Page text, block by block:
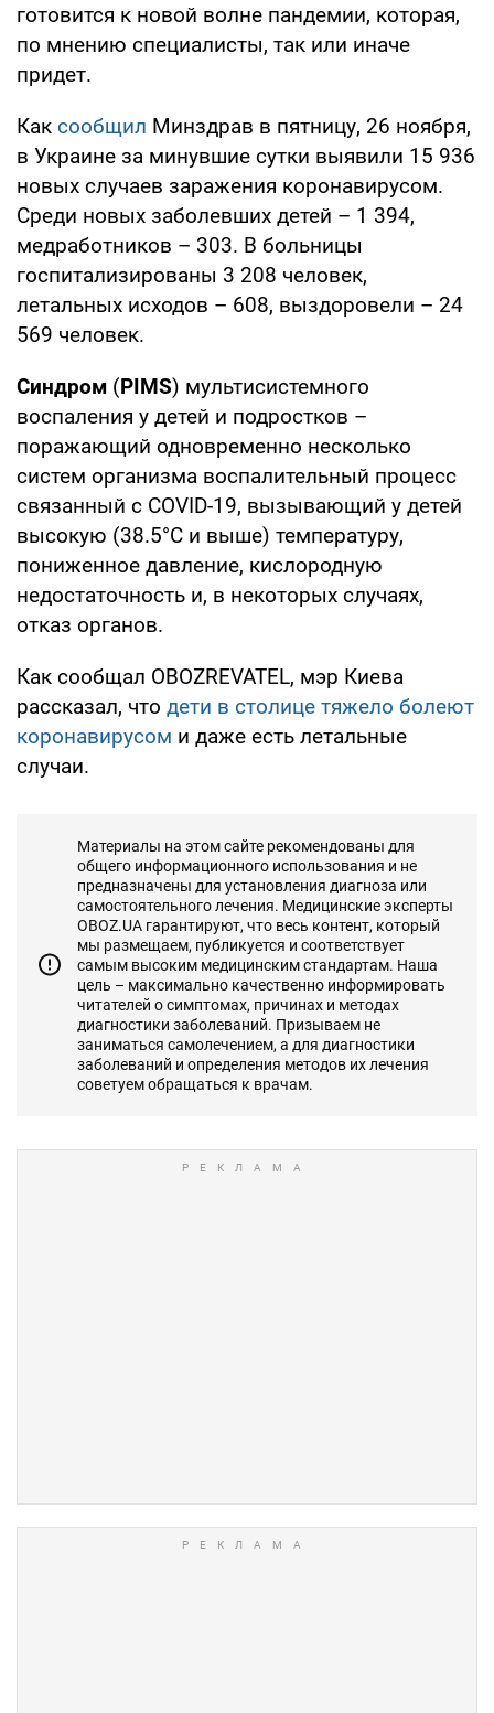
готовится к новой волне пандемии, которая,
по мнению специалисты, так или иначе
придет.
Как сообщил Минздрав в пятницу, 26 ноября,
в Украине за минувшие сутки выявили 15 936
новых случаев заражения коронавирусом.
Среди новых заболевших детей – 1 394,
медработников – 303. В больницы
госпитализированы 3 208 человек,
летальных исходов – 608, выздоровели – 24
569 человек.
Синдром (PIMS) мультисистемного
воспаления у детей и подростков –
поражающий одновременно несколько
систем организма воспалительный процесс
связанный с COVID-19, вызывающий у детей
высокую (38.5°C и выше) температуру,
пониженное давление, кислородную
недостаточность и, в некоторых случаях,
отказ органов.
Как сообщал OBOZREVATEL, мэр Киева
рассказал, что дети в столице тяжело болеют
коронавирусом и даже есть летальные
случаи.
Материалы на этом сайте рекомендованы для
общего информационного использования и не
предназначены для установления диагноза или
самостоятельного лечения. Медицинские эксперты
OBOZ.UA гарантируют, что весь контент, который
мы размещаем, публикуется и соответствует
самым высоким медицинским стандартам. Наша
цель – максимально качественно информировать
читателей о симптомах, причинах и методах
диагностики заболеваний. Призываем не
заниматься самолечением, а для диагностики
заболеваний и определения методов их лечения
советуем обращаться к врачам.